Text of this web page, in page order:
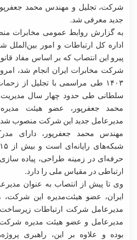
شرکت، تجلیل و مهندس محمد
جدید معرفی شد.
به گزارش روابط عمومی مخابرات
اداره کل ارتباطات و امور بین‌الملل
پیرو این انتصاب که بر اساس مفاد
۱۴۰۳ طی مراسمی با تجلیل از
سلطانی طی حدود چهار سال
محمد جعفرپور، عضو هیئت مدیره
مدیرعامل جدید این شرکت منصوب
مهندس محمد جعفرپور، دارای
حرفه‌ای در زمینه طراحی، پیاده‌
ارتباطی در مقیاس ملی را دارد.
وی تا پیش از انتصاب به عنوان
ایران، عضو هیئت‌مدیره این
مدیرعامل شرکت ارتباطات
مدیرعامل و عضو هیئت مدیره
بوده و علاوه بر این، راهبری